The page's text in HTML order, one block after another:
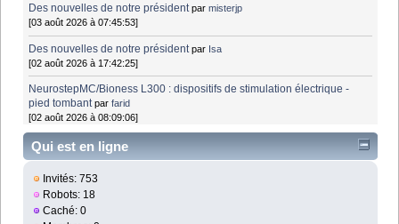
Des nouvelles de notre président parmisterjp
[03 août 2026 à 07:45:53]
Des nouvelles de notre président par Isa
[02 août 2026 à 17:42:25]
NeurostepMC/Bioness L300 : dispositifs de stimulation électrique -
pied tombant parfarid
[02 août 2026 à 08:09:06]
Qui est en ligne
Invités: 753
Robots: 18
Caché: 0